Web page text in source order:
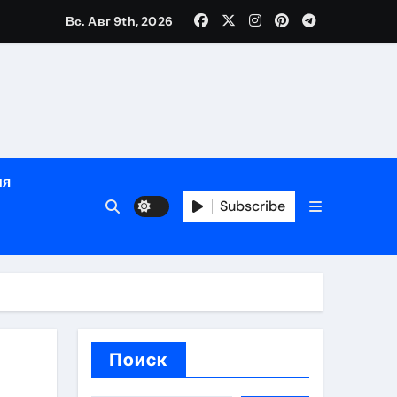
и наращивания ресниц
в криптовалюте
Вс. Авг 9th, 2026
Subscribe
Поиск